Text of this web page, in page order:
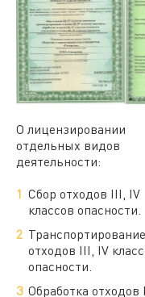
О лицензировании
отдельных видов
деятельности:
Сбор отходов III, IV
классов опасности.
Транспортирование
отходов III, IV
опасности.
Обработка отходов